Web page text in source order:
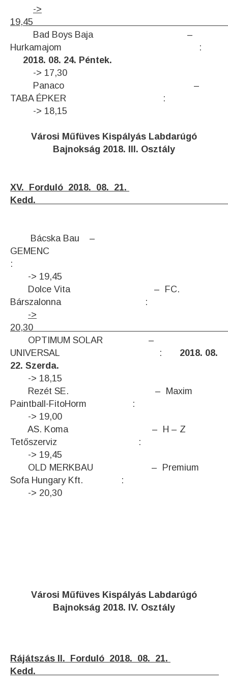
->
19,45
Bad Boys Baja –
Hurkamajom :
2018. 08. 24. Péntek.
-> 17,30
Panaco –
TABA ÉPKER :
-> 18,15
Városi Műfüves Kispályás Labdarúgó
Bajnokság 2018. III. Osztály
XV. Forduló 2018. 08. 21.
Bácska Bau –
GEMENC
:
-> 19,45
Dolce Vita – FC.
Bárszalonna :
->
20,30
OPTIMUM SOLAR –
UNIVERSAL : 2018. 08.
22. Szerda.
-> 18,15
Rezét SE. – Maxim
Paintball-FitoHorm :
-> 19,00
AS. Koma – H – Z
Tetőszerviz :
-> 19,45
OLD MERKBAU – Premium
Sofa Hungary Kft. :
-> 20,30
Városi Műfüves Kispályás Labdarúgó
Bajnokság 2018. IV. Osztály
Rájátszás II. Forduló 2018. 08. 21.
Kedd.